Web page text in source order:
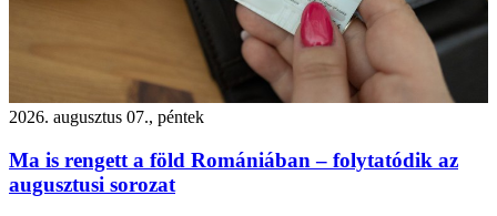
2026. augusztus 07., péntek
Ma is rengett a föld Romániában – folytatódik az
augusztusi sorozat